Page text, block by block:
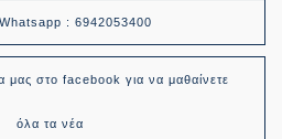
: 6942053400
μας στο facebook για να μαθαίνετε
όλα τα νέα